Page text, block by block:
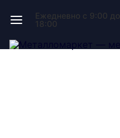
Ежедневно с 9:00 до
18:00